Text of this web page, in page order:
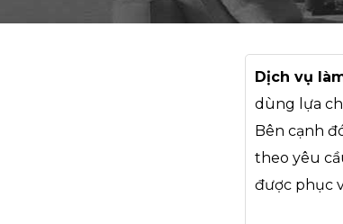
Dịch vụ
dùng lựa
Bên cạnh
theo yêu
được phục